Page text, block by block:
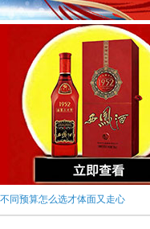
同预算怎么选才体面又走心